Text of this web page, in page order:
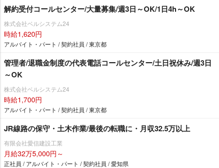
解約受付コールセンター/大量募集/週3日～OK/1日4h～OK
株式会社ベルシステム24
時給1,620円
アルバイト・パート / 契約社員 / 東京都
管理者/退職金制度の代表電話コールセンター/土日祝休み/週3日
～OK
株式会社ベルシステム24
時給1,700円
アルバイト・パート / 契約社員 / 東京都
JR線路の保守・土木作業/最後の転職に・月収32.5万以上
有限会社愛信建設工業
月給32万5,000円～
正社員 / アルバイト・パート / 契約社員 / 愛知県